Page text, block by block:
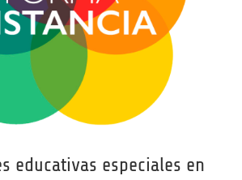
educativas especiales en